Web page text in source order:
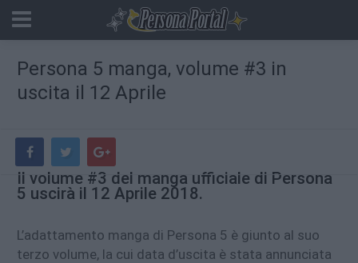
Persona 5 manga, volume #3 in
uscita il 12 Aprile
Il volume #3 del manga ufficiale di Persona
5 uscirà il 12 Aprile 2018.
L’adattamento manga di Persona 5 è giunto al suo
terzo volume, la cui data d’uscita è stata annunciata